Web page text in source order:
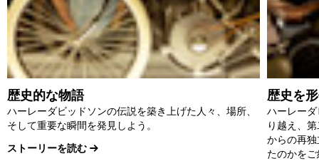
歴史的な物語
ハーレーダビッドソンの伝説を築き上げた人々、場所、
そして重要な瞬間を発見しよう。
ストーリーを読む
歴史を
ハーレー
り越え、
からの再
たのかを